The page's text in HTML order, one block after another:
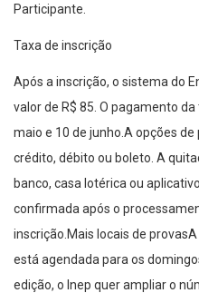
Participante.
Taxa de inscrição
Após a inscrição, o sistema do
valor de R$ 85. O pagamento
maio e 10 de junho.A opções
crédito, débito ou boleto. A
banco, casa lotérica ou
confirmada após o
inscrição.Mais locais de
está agendada para os
edição, o Inep quer ampliar o